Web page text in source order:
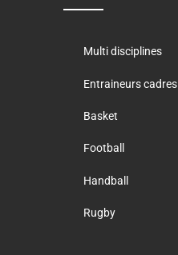
Multi disciplines
Entraineurs cadres
Basket
Football
Handball
Rugby